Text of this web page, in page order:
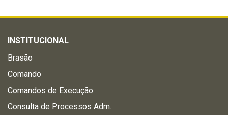
INSTITUCIONAL
Brasão
Comando
Comandos de Execução
Consulta de Processos Adm.